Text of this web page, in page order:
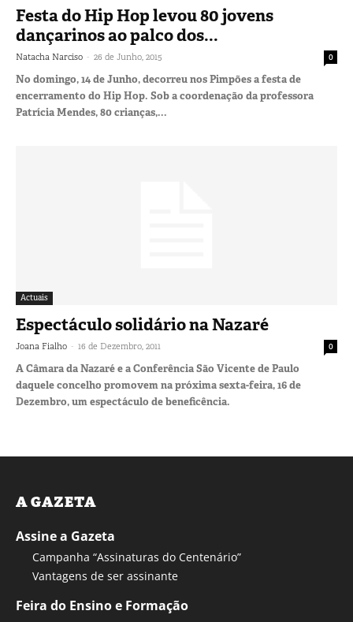
Festa do Hip Hop levou 80 jovens
dançarinos ao palco dos...
Natacha Narciso - 26 de Junho, 2015 0
No domingo, 14 de Junho, decorreu nos Pimpões a festa de
encerramento do Hip Hop. Sob a coordenação da professora
Patrícia Mendes, 80 crianças,...
Actuais
Espectáculo solidário na Nazaré
Joana Fialho - 16 de Dezembro, 2011 0
A Câmara da Nazaré e a Conferência São Vicente de Paulo
daquele concelho promovem na próxima sexta-feira, 16 de
Dezembro, um espectáculo de beneficência.
A GAZETA
Assine a Gazeta
Campanha “Assinaturas do Centenário”
Vantagens de ser assinante
Feira do Ensino e Formação